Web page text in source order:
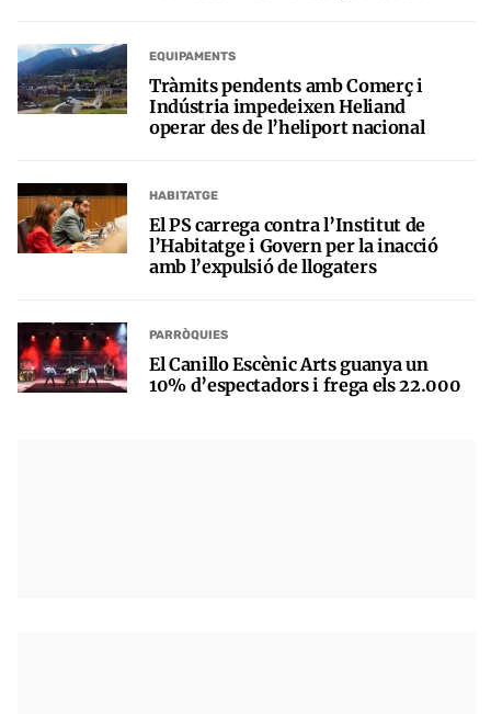
EQUIPAMENTS
Tràmits pendents amb Comerç i
Indústria impedeixen Heliand
operar des de l’heliport nacional
HABITATGE
El PS carrega contra l’Institut de
l’Habitatge i Govern per la inacció
amb l’expulsió de llogaters
PARRÒQUIES
El Canillo Escènic Arts guanya un
10% d’espectadors i frega els 22.000